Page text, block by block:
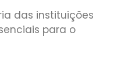
das instituições
para o